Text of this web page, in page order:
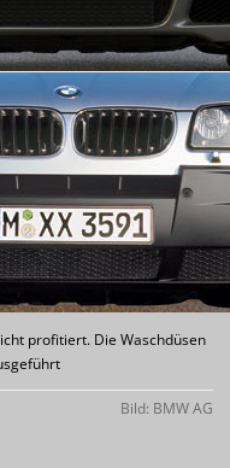
profitiert. Die Waschdüsen
Bild: BMW AG